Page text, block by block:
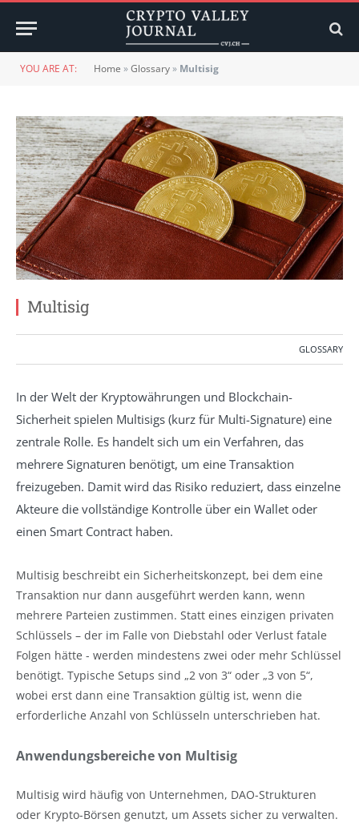
YOU ARE AT: Home »Glossary» Multisig
Multisig
GLOSSARY
In der Welt der Kryptowährungen und Blockchain-
Sicherheit spielen Multisigs (kurz für Multi-Signature) eine
zentrale Rolle. Es handelt sich um ein Verfahren, das
mehrere Signaturen benötigt, um eine Transaktion
freizugeben. Damit wird das Risiko reduziert, dass einzelne
Akteure die vollständige Kontrolle über ein Wallet oder
einen Smart Contract haben.
Multisig beschreibt ein Sicherheitskonzept, bei dem eine
Transaktion nur dann ausgeführt werden kann, wenn
mehrere Parteien zustimmen. Statt eines einzigen privaten
Schlüssels – der im Falle von Diebstahl oder Verlust fatale
Folgen hätte - werden mindestens zwei oder mehr Schlüssel
benötigt. Typische Setups sind „2 von 3“ oder „3 von 5“,
wobei erst dann eine Transaktion gültig ist, wenn die
erforderliche Anzahl von Schlüsseln unterschrieben hat.
Anwendungsbereiche von Multisig
Multisig wird häufig von Unternehmen, DAO-Strukturen
oder Krypto-Börsen genutzt, um Assets sicher zu verwalten.